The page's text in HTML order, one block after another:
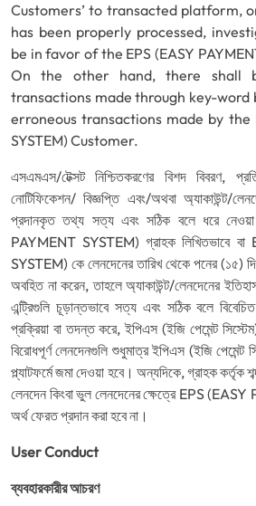
Customers’ to transacted platform,
has been properly processed,
be in favor of the EPS (EASY
On the other hand, there shall
transactions made through key-word
erroneous transactions made by the
SYSTEM) Customer.
এসএমএস/টেক্সট নিশ্চিতকরণের বিশদ বিবরণ,
নোটিফিকেশন/ বিজ্ঞপ্তি এবং/অথবা অ্যাকাউন্ট/
প্রদানকৃত তথ্য সত্য এবং সঠিক বলে ধরে
PAYMENT SYSTEM) গ্রাহক লিখিতভাবে
SYSTEM) কে লেনদেনের তারিখ থেকে পনের (১৫)
অবহিত না করেন, তাহলে অ্যাকাউন্ট/লেনদেনের
এন্ট্রিগুলি চূড়ান্তভাবে সত্য এবং সঠিক বলে
প্রক্রিয়া বা তদন্ত করে, ইপিএস (ইজি পেমেন্ট
বিরোধপূর্ণ লেনদেনগুলি শুধুমাত্র ইপিএস (ইজি পেমেন্ট
প্ল্যাটফর্মে জমা দেওয়া হবে। অন্যদিকে, গ্রাহক কর্তৃক
লেনদেন কিংবা ভুল লেনদেনের ক্ষেত্রে EPS
অর্থ ফেরত প্রদান করা হবে না।
User Conduct
ব্যবহারকারীর আচরণ